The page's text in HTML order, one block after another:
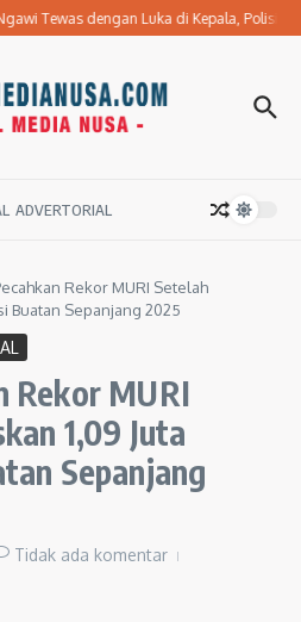
Tewas dengan Luka di Kepala, Polisi
ADVERTORIAL
Rekor MURI Setelah
Buatan Sepanjang 2025
Rekor MURI
1,09 Juta
Sepanjang
Tidak ada komentar